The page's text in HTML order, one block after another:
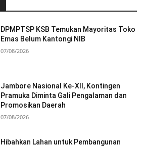
DPMPTSP KSB Temukan Mayoritas Toko
Emas Belum Kantongi NIB
07/08/2026
Jambore Nasional Ke-XII, Kontingen
Pramuka Diminta Gali Pengalaman dan
Promosikan Daerah
07/08/2026
Hibahkan Lahan untuk Pembangunan